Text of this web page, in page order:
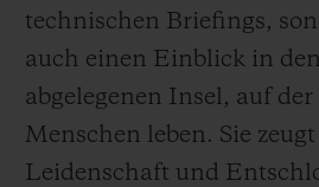
technischen Briefings,
auch einen Einblick in
abgelegenen Insel, auf
Menschen leben. Sie
Leidenschaft und